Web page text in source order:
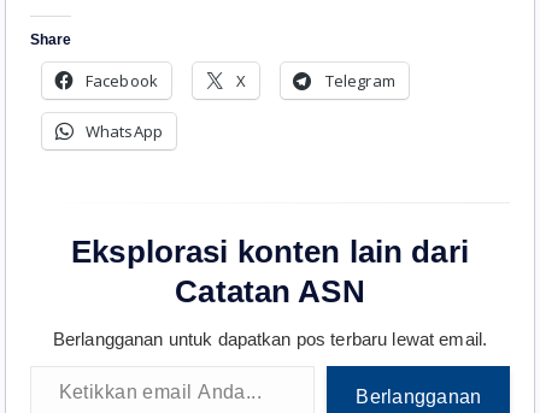
Share
Facebook X Telegram
WhatsApp
Eksplorasi konten lain dari
Catatan ASN
Berlangganan untuk dapatkan pos terbaru lewat email.
Ketikkan email Anda...
Berlangganan